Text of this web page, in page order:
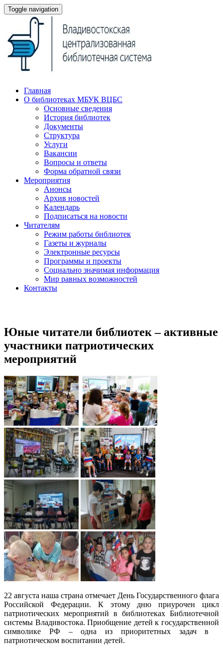
Toggle navigation
Главная
О библиотеках МБУК ВЦБС
Основные сведения
История библиотек
Документы
Структура
Услуги
Вакансии
Вопросы и ответы
Форма обратной связи
Мероприятия
Анонсы
Архив новостей
Календарь
Подписаться на новости
Читателям
Режим работы библиотек
Газеты и журналы
Электронные ресурсы
Программы и проекты
Социально значимая информация
Мир равных возможностей
Контакты
Юные читатели библиотек – активные
участники патриотических
мероприятий
22 августа наша страна отмечает День Государственного флага
Российской Федерации. К этому дню приурочен цикл
патриотических мероприятий в библиотеках Библиотечной
системы Владивостока. Приобщение детей к государственной
символике РФ – одна из приоритетных задач в
патриотическом воспитании детей.